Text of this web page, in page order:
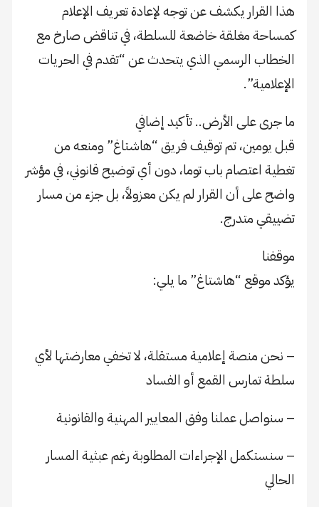
هذا القرار يكشف عن توجه لإعادة تعريف الإعلام
كمساحة مغلقة خاضعة للسلطة، في تناقض صارخ مع
الخطاب الرسمي الذي يتحدث عن “تقدم في الحريات
الإعلامية”.
ما جرى على الأرض.. تأكيد إضافي
قبل يومين، تم توقيف فريق “هاشتاغ” ومنعه من
تغطية اعتصام باب توما، دون أي توضيح قانوني، في مؤشر
واضح على أن القرار لم يكن معزولاً، بل جزء من مسار
تضييقي متدرج.
موقفنا
يؤكد موقع “هاشتاغ” ما يلي:
– نحن منصة إعلامية مستقلة، لا تخفي معارضتها لأي
سلطة تمارس القمع أو الفساد
– سنواصل عملنا وفق المعايير المهنية والقانونية
– سنستكمل الإجراءات المطلوبة رغم عبثية المسار
الحالي